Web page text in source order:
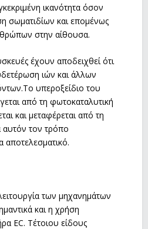
ικανότητα όσον
σωματιδίων και επομένως
στην αίθουσα.
έχουν αποδειχθεί ότι
ιών και άλλων
υπεροξείδιο του
από τη φωτοκαταλυτική
και μεταφέρεται από τη
αυτόν τον τρόπο
αποτελεσματικό.
των μηχανημάτων
και η χρήση
EC. Τέτοιου είδους